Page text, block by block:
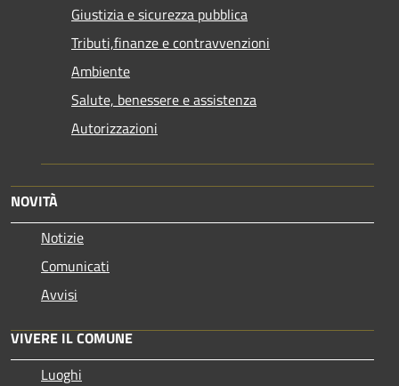
Giustizia e sicurezza pubblica
Tributi,finanze e contravvenzioni
Ambiente
Salute, benessere e assistenza
Autorizzazioni
NOVITÀ
Notizie
Comunicati
Avvisi
VIVERE IL COMUNE
Luoghi